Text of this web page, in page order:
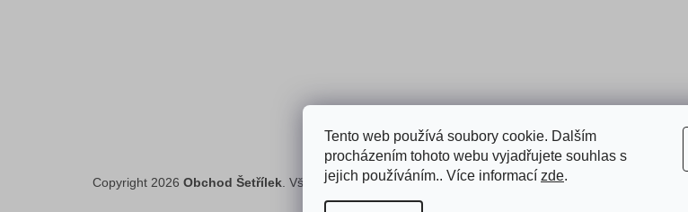
Tento web používá soubory cookie. Dalším
procházením tohoto webu vyjadřujete souhlas s
jejich používáním.. Více informací zde.
Copyright 2026 Obchod Šetřílek . Všechna práva vyhrazena.